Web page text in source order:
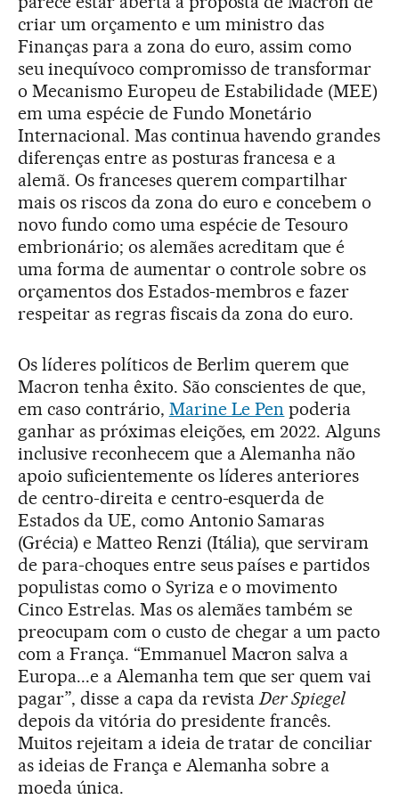
criar um orçamento e um ministro das
Finanças para a zona do euro, assim como
seu inequívoco compromisso de transformar
o Mecanismo Europeu de Estabilidade (MEE)
em uma espécie de Fundo Monetário
Internacional. Mas continua havendo grandes
diferenças entre as posturas francesa e a
alemã. Os franceses querem compartilhar
mais os riscos da zona do euro e concebem o
novo fundo como uma espécie de Tesouro
embrionário; os alemães acreditam que é
uma forma de aumentar o controle sobre os
orçamentos dos Estados-membros e fazer
respeitar as regras fiscais da zona do euro.
Os líderes políticos de Berlim querem que
Macron tenha êxito. São conscientes de que,
em caso contrário, Marine Le Pen poderia
ganhar as próximas eleições, em 2022. Alguns
inclusive reconhecem que a Alemanha não
apoio suficientemente os líderes anteriores
de centro-direita e centro-esquerda de
Estados da UE, como Antonio Samaras
(Grécia) e Matteo Renzi (Itália), que serviram
de para-choques entre seus países e partidos
populistas como o Syriza e o movimento
Cinco Estrelas. Mas os alemães também se
preocupam com o custo de chegar a um pacto
com a França. “Emmanuel Macron salva a
Europa...e a Alemanha tem que ser quem vai
pagar”, disse a capa da revistaDer Spiegel
depois da vitória do presidente francês.
Muitos rejeitam a ideia de tratar de conciliar
as ideias de França e Alemanha sobre a
moeda única.